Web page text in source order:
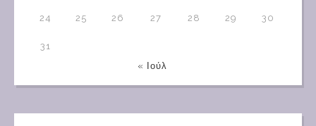
24 25 26 27 28 29 30
31
« Ιούλ